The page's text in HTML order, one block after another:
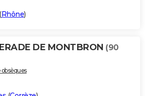
(Rhône)
DE MONTBRON (90